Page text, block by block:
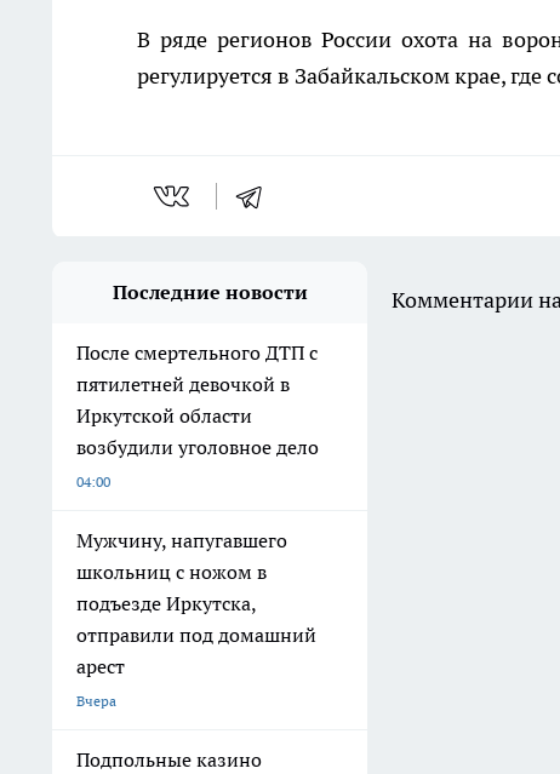
В ряде регионов России охота на
регулируется в Забайкальском крае,
Последние новости
После смертельного ДТП с
пятилетней девочкой в
Иркутской области
возбудили уголовное дело
04:00
Мужчину, напугавшего
школьниц с ножом в
подъезде Иркутска,
отправили под домашний
арест
Вчера
Подпольные казино
Комментарии